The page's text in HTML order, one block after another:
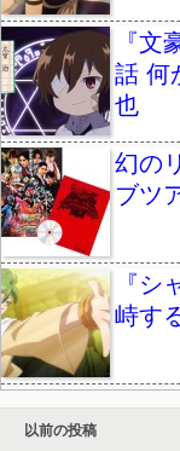
『
話 何
也
幻の
ブツ
『
峙す
以前の投稿